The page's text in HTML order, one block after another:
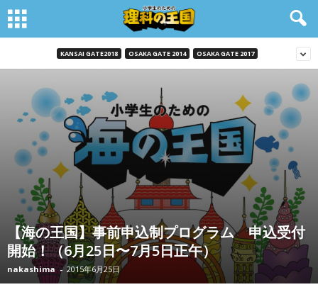
KANSAI GATE2018 OSAKA GATE 2014 OSAKA GATE 2017
【海の王国】事前申込制プログラム 申込受付
開始！（6月25日〜7月5日正午）
nakashima - 2015年6月25日